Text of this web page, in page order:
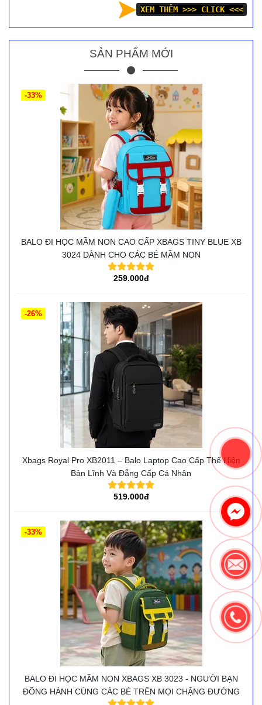
XEM THÊM >>> CLICK <<<
SẢN PHẨM MỚI
BALO ĐI HỌC MẦM NON CAO CẤP XBAGS TINY BLUE XB
3024 DÀNH CHO CÁC BÉ MẦM NON
259.000đ
-33%
Xbags Royal Pro XB2011 – Balo Laptop Cao Cấp Thể Hiện
Bản Lĩnh Và Đẳng Cấp Cá Nhân
519.000đ
-26%
BALO ĐI HỌC MẦM NON XBAGS XB 3023 - NGƯỜI BẠN
ĐỒNG HÀNH CÙNG CÁC BÉ TRÊN MỌI CHẶNG ĐƯỜNG
-33%